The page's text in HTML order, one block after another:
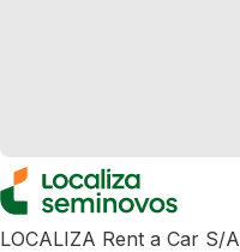
LOCALIZA Rent a Car S/A